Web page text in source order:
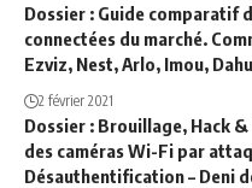
Dossier : Guide comparatif
connectées du marché.
Ezviz, Nest, Arlo, Imou,
2 février 2021
Dossier : Brouillage, Hack
des caméras Wi-Fi par
Désauthentification – Deni